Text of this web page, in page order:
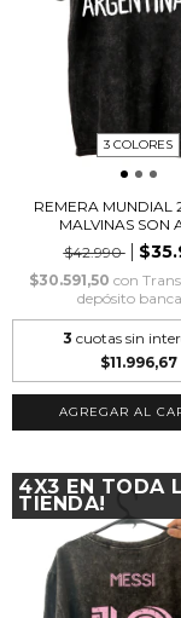
3 COLORES
REMERA MUNDIAL
MALVINAS SON
$42.990
$30.591,50 con
depósito
3 cuotas sin
$11.996,67
AGREGAR AL
4X3 EN TODA
TIENDA!